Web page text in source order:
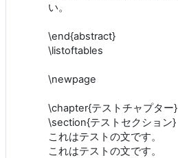
い。
\end{abstract}
\listoftables
\newpage
\chapter{テストチャプター}
\section{テストセクション}
これはテストの文です。
これはテストの文です。